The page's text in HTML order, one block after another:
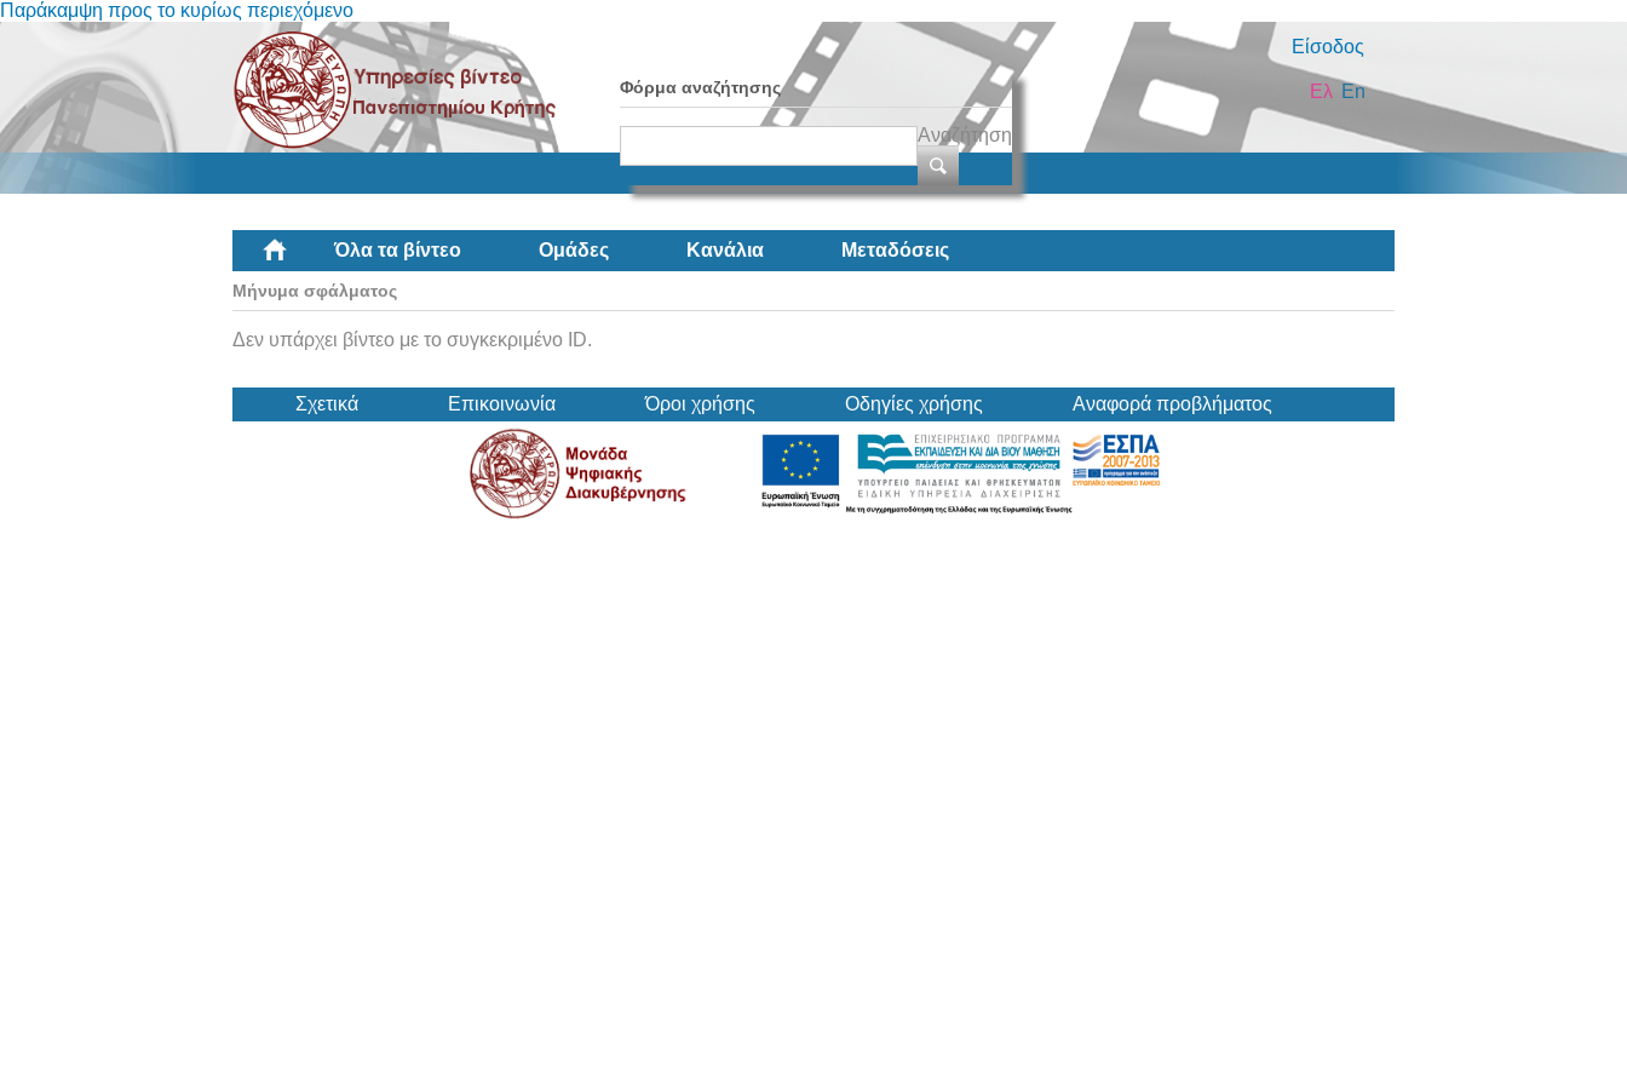
Παράκαμψη προς το κυρίως περιεχόμενο
Είσοδος
Φόρμα αναζήτησης
Αναζήτηση
En
Ελ
Όλα τα βίντεο Ομάδες Κανάλια Μεταδόσεις
Μήνυμα σφάλματος
Δεν υπάρχει βίντεο με το συγκεκριμένο ID.
Σχετικά Επικοινωνία Όροι χρήσης Οδηγίες χρήσης Αναφορά προβλήματος